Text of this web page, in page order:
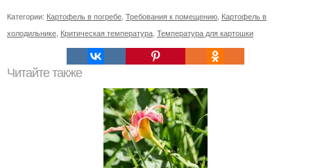
Категории: Картофель в погребе Требования к помещению Картофель в
холодильнике Критическая температура Температура для картошки
Читайте также